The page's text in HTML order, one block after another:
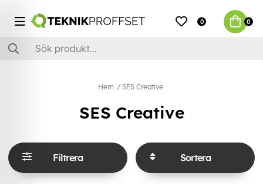
0 0
Hem SES Creative
SES Creative
Filtrera Sortera